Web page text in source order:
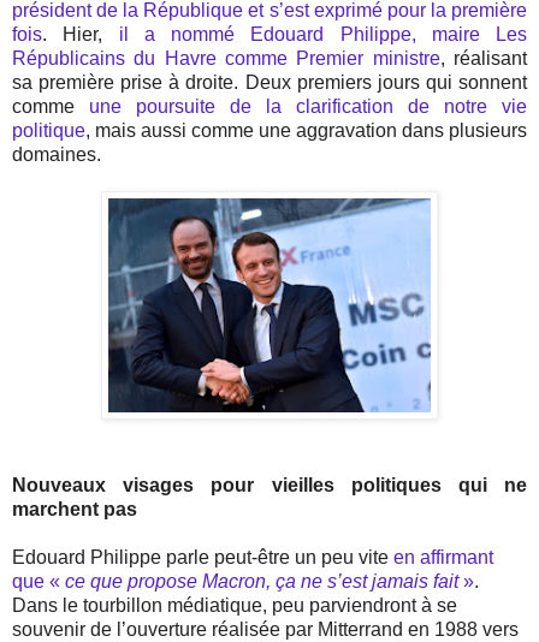
président de la République et s’est exprimé pour la première
fois. Hier, il a nommé Edouard Philippe, maire Les
Républicains du Havre comme Premier ministre, réalisant
sa première prise à droite. Deux premiers jours qui sonnent
comme une poursuite de la clarification de notre vie
politique, mais aussi comme une aggravation dans plusieurs
domaines.
Nouveaux visages pour vieilles politiques qui ne
marchent pas
Edouard Philippe parle peut-être un peu vite en affirmant
que « ce que propose Macron, ça ne s’est jamais fait».
Dans le tourbillon médiatique, peu parviendront à se
souvenir de l’ouverture réalisée par Mitterrand en 1988 vers